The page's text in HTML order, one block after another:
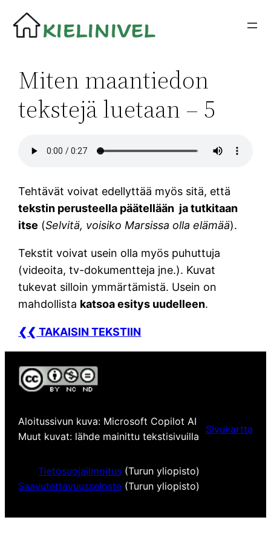
Siirry
sisältöön
Miten maantiedon
tekstejä luetaan – 5
Tehtävät voivat edellyttää myös sitä, että
tekstin perusteella päätellään ja tutkitaan
itse (Selvitä, voisiko Marsissa olla elämää).
Tekstit voivat usein olla myös puhuttuja
(videoita, tv-dokumentteja jne.). Kuvat
tukevat silloin ymmärtämistä. Usein on
mahdollista katsoa esitys uudelleen.
❮❮ TAKAISIN TEKSTIIN
Aloitussivun kuva: Microsoft Copilot AI
Muut kuvat: lähde mainittu tekstisivuilla
Sivukartta
Tietosuojailmoitus (Turun yliopisto)
Saavutettavuusseloste (Turun yliopisto)